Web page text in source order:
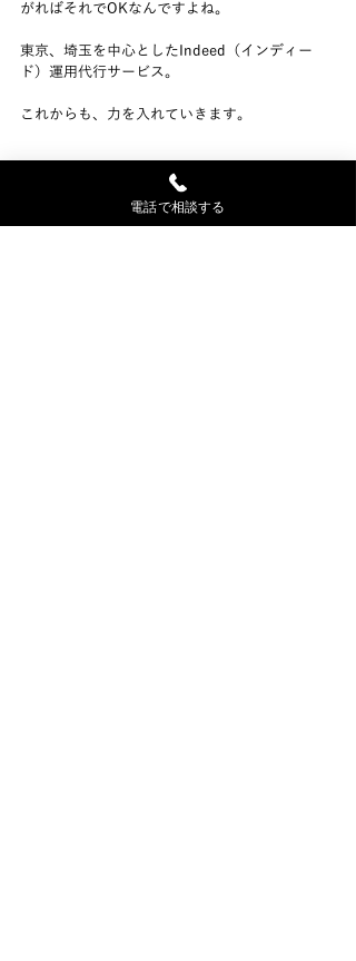
がればそれでOKなんですよね。
東京、埼玉を中心としたIndeed（インディー
ド）運用代行サービス。
これからも、力を入れていきます。
#インディード
電話で相談する